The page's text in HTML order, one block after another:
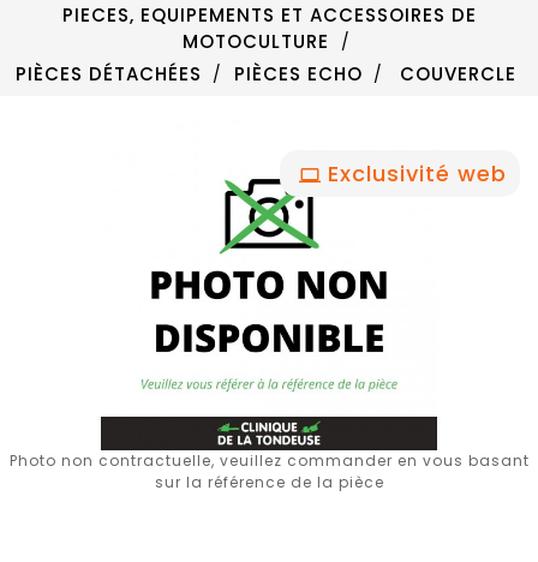
PIECES, EQUIPEMENTS ET ACCESSOIRES DE
MOTOCULTURE
PIÈCES DÉTACHÉES
PIÈCES ECHO COUVERCLE
Exclusivité web
Photo non contractuelle, veuillez commander en vous basant
sur la référence de la pièce